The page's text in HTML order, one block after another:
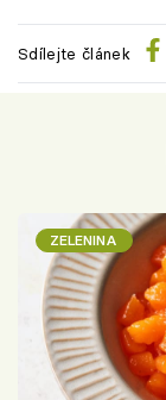
Sdílejte článek
ZELENINA